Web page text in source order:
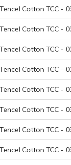
Cotton TCC -
Cotton TCC -
Cotton TCC -
Cotton TCC -
Cotton TCC -
Cotton TCC -
Cotton TCC -
Cotton TCC -